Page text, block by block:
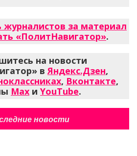
за материал
«ПолитНавигатор».
на новости
вЯндекс.Дзен,
, Вконтакте,
Max и YouTube.
новости